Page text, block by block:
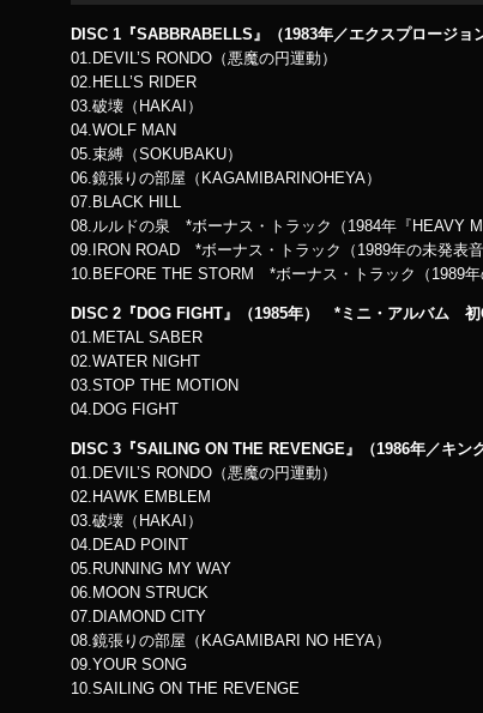
DISC 1『SABBRABELLS』（1983年／エクスプロージョ
01.DEVIL’S RONDO（悪魔の円運動）
02.HELL’S RIDER
03.破壊（HAKAI）
04.WOLF MAN
05.束縛（SOKUBAKU）
06.鏡張りの部屋（KAGAMIBARINOHEYA）
07.BLACK HILL
08.ルルドの泉 *ボーナス・トラック（1984年『HEAVY
09.IRON ROAD *ボーナス・トラック（1989年の未発表
10.BEFORE THE STORM *ボーナス・トラック（1989
DISC 2『DOG FIGHT』（1985年） *ミニ・アルバム 初
01.METAL SABER
02.WATER NIGHT
03.STOP THE MOTION
04.DOG FIGHT
DISC 3『SAILING ON THE REVENGE』（1986年／キン
01.DEVIL’S RONDO（悪魔の円運動）
02.HAWK EMBLEM
03.破壊（HAKAI）
04.DEAD POINT
05.RUNNING MY WAY
06.MOON STRUCK
07.DIAMOND CITY
08.鏡張りの部屋（KAGAMIBARI NO HEYA）
09.YOUR SONG
10.SAILING ON THE REVENGE